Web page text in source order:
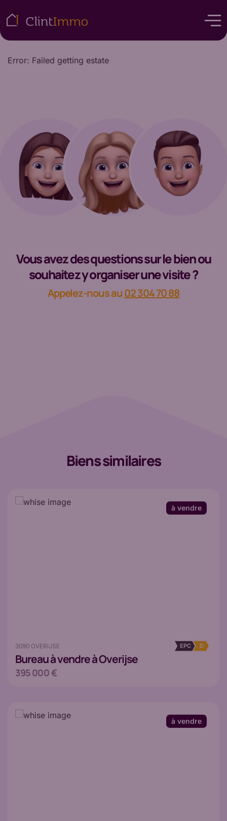
Error: Failed getting estate
Vous avez des questions sur le bien ou
souhaitez y organiser une visite ?
Appelez-nous au02 304 70 88
Biens similaires
3090 OVERIJSE
Bureauà vendre à Overijse
EPC D
395 000 €
à vendre
à vendre